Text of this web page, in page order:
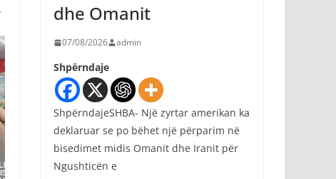
dhe Omanit
07/08/2026 admin
Shpërndaje
ShpërndajeSHBA- Një zyrtar amerikan ka
deklaruar se po bëhet një përparim në
bisedimet midis Omanit dhe Iranit për
Ngushticën e